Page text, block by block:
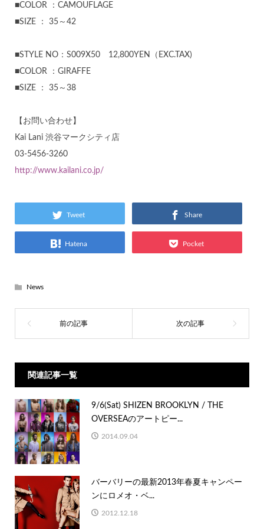
■COLOR ：CAMOUFLAGE
■SIZE ： 35～42
■STYLE NO：S009X50 12,800YEN（EXC.TAX)
■COLOR ：GIRAFFE
■SIZE ： 35～38
【お問い合わせ】
Kai Lani 渋谷マークシティ店
03-5456-3260
http://www.kailani.co.jp/
Tweet Share
Hatena Pocket
News
関連記事一覧
9/6(Sat) SHIZEN BROOKLYN / THE
OVERSEAのアートピー...
2014.09.04
バーバリーの最新2013年春夏キャンペー
ンにロメオ・ベ...
2012.12.18